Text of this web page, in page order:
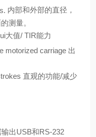
内部和外部的直径，
测量。
大值/ TIR能力
motorized carriage 出
直观的功能/减少
出USB和RS-232